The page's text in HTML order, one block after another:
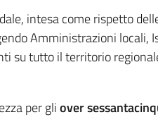
intesa come rispetto
Amministrazioni
su tutto il territorio
per gliover